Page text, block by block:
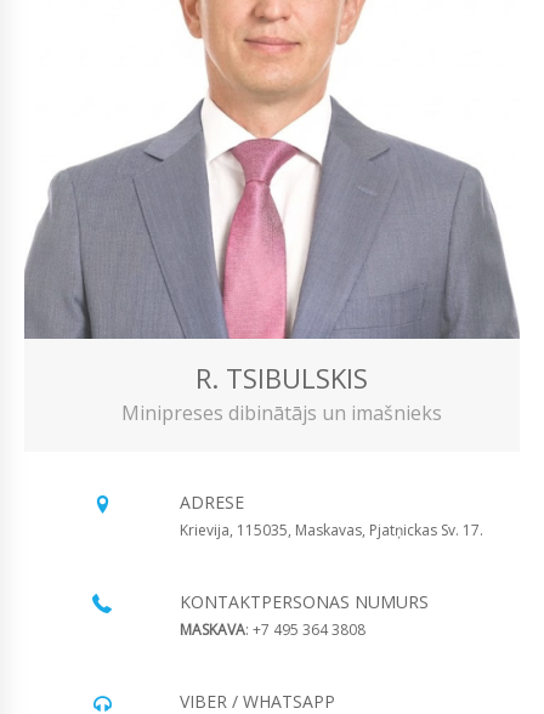
R. TSIBULSKIS
Minipreses dibinātājs un imašnieks
ADRESE
Krievija, 115035, Maskavas, Pjatņickas Sv. 17.
KONTAKTPERSONAS NUMURS
MASKAVA: +7 495 364 3808
VIBER / WHATSAPP